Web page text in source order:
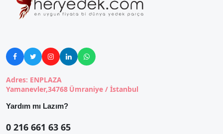
    
Adres: ENPLAZA
Yamanevler,34768 Ümraniye / İstanbul
Yardım mı Lazım?
0 216 661 63 65